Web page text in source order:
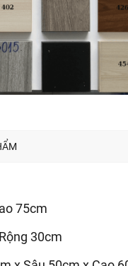
75cm
30cm